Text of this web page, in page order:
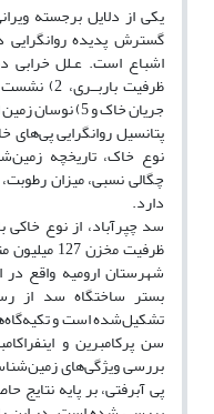
یکی از دلایل برجسته
گسترش پدیده‌
جریان خاک و 5) نوسان زمین است.
پتانسیل روانگرایی
نوع خاک، تاریخچه
چگالی نسبی، میزان
دارد.
شهرستان ارومیه واقع
تشکیل‌شده است و
سن پرکامبرین و
بررسی ویژگی‌های